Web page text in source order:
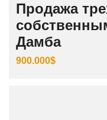
Продажа
Дамба
900.000$